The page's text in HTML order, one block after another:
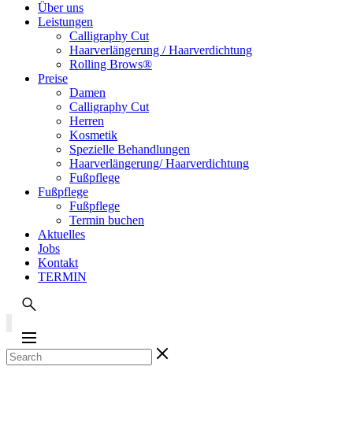
Über uns
Leistungen
Calligraphy Cut
Haarverlängerung / Haarverdichtung
Rolling Brows®
Preise
Damen
Calligraphy Cut
Herren
Kosmetik
Spezielle Behandlungen
Haarverlängerung/ Haarverdichtung
Fußpflege
Fußpflege
Fußpflege
Termin buchen
Aktuelles
Jobs
Kontakt
TERMIN